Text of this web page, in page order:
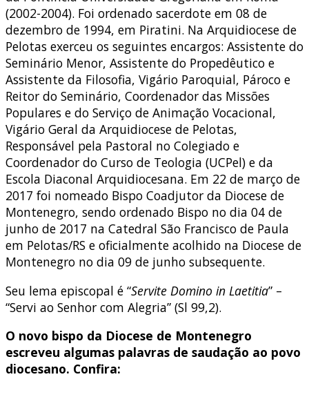
(2002-2004). Foi ordenado sacerdote em 08 de
dezembro de 1994, em Piratini. Na Arquidiocese de
Pelotas exerceu os seguintes encargos: Assistente do
Seminário Menor, Assistente do Propedêutico e
Assistente da Filosofia, Vigário Paroquial, Pároco e
Reitor do Seminário, Coordenador das Missões
Populares e do Serviço de Animação Vocacional,
Vigário Geral da Arquidiocese de Pelotas,
Responsável pela Pastoral no Colegiado e
Coordenador do Curso de Teologia (UCPel) e da
Escola Diaconal Arquidiocesana. Em 22 de março de
2017 foi nomeado Bispo Coadjutor da Diocese de
Montenegro, sendo ordenado Bispo no dia 04 de
junho de 2017 na Catedral São Francisco de Paula
em Pelotas/RS e oficialmente acolhido na Diocese de
Montenegro no dia 09 de junho subsequente.
Seu lema episcopal é “Servite Domino in Laetitia” –
“Servi ao Senhor com Alegria” (Sl 99,2).
O novo bispo da Diocese de Montenegro
escreveu algumas palavras de saudação ao povo
diocesano. Confira: